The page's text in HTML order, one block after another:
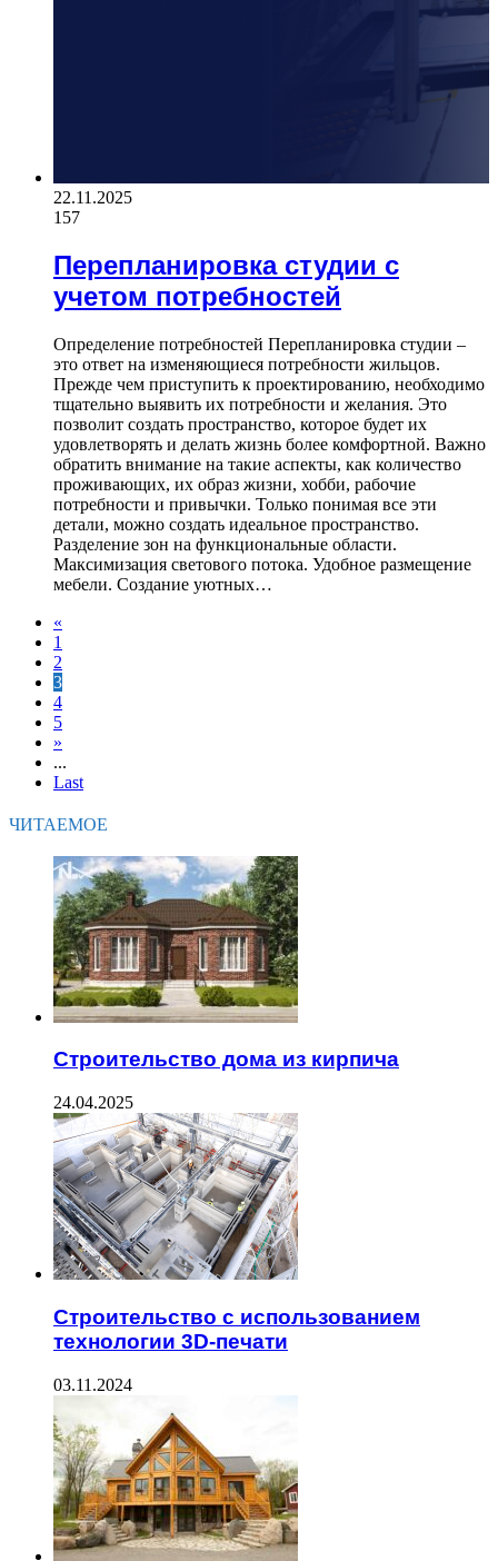
22.11.2025
157
Перепланировка студии с
учетом потребностей
Определение потребностей Перепланировка студии –
это ответ на изменяющиеся потребности жильцов.
Прежде чем приступить к проектированию, необходимо
тщательно выявить их потребности и желания. Это
позволит создать пространство, которое будет их
удовлетворять и делать жизнь более комфортной. Важно
обратить внимание на такие аспекты, как количество
проживающих, их образ жизни, хобби, рабочие
потребности и привычки. Только понимая все эти
детали, можно создать идеальное пространство.
Разделение зон на функциональные области.
Максимизация светового потока. Удобное размещение
мебели. Создание уютных…
«
1
2
3
4
5
»
...
Last
ЧИТАЕМОЕ
Строительство дома из кирпича
24.04.2025
Строительство с использованием
технологии 3D-печати
03.11.2024